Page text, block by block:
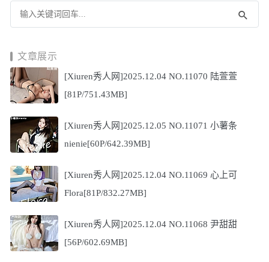
文章展示
[Xiuren秀人网]2025.12.04 NO.11070 陆萱萱
[81P/751.43MB]
[Xiuren秀人网]2025.12.05 NO.11071 小薯条
nienie[60P/642.39MB]
[Xiuren秀人网]2025.12.04 NO.11069 心上可
Flora[81P/832.27MB]
[Xiuren秀人网]2025.12.04 NO.11068 尹甜甜
[56P/602.69MB]